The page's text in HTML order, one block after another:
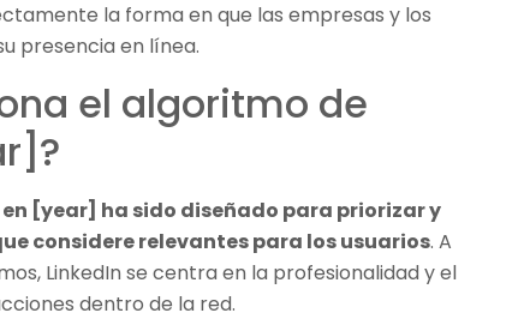
la forma en que las empresas y los
presencia en línea.
el algoritmo de
en [year] ha sido diseñado para priorizar y
considere relevantes para los usuarios. A
LinkedIn se centra en la profesionalidad y el
dentro de la red.